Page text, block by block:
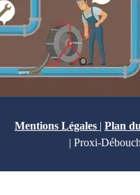
Mentions Légales | Plan
| Proxi-